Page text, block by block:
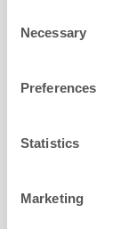
Selection
Necessary
Preferences
Statistics
Marketing
Salvo S
Hauteur